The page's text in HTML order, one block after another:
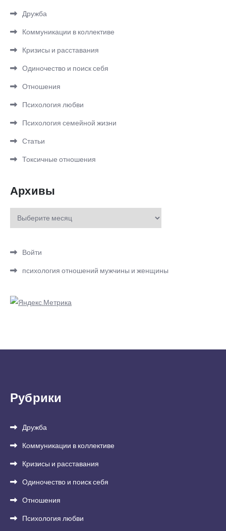
Дружба
Коммуникации в коллективе
Кризисы и расставания
Одиночество и поиск себя
Отношения
Психология любви
Психология семейной жизни
Статьи
Токсичные отношения
Архивы
Архивы
Войти
психология отношений мужчины и женщины
Рубрики
Дружба
Коммуникации в коллективе
Кризисы и расставания
Одиночество и поиск себя
Отношения
Психология любви